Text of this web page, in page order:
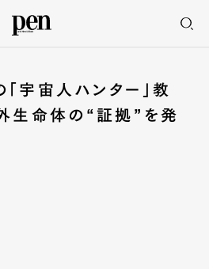
宇宙人ハンター」教
生命体の“証拠”を発